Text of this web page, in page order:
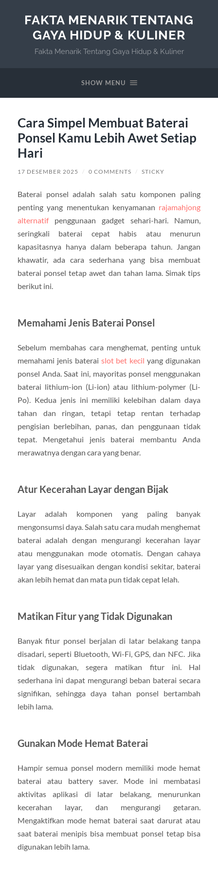
FAKTA MENARIK TENTANG
GAYA HIDUP & KULINER
Fakta Menarik Tentang Gaya Hidup & Kuliner
SHOW MENU
Cara Simpel Membuat Baterai
Ponsel Kamu Lebih Awet Setiap
Hari
17 DESEMBER 2025 / 0 COMMENTS / STICKY
Baterai ponsel adalah salah satu komponen paling
penting yang menentukan kenyamanan rajamahjong
alternatifpenggunaan gadget sehari-hari. Namun,
seringkali baterai cepat habis atau menurun
kapasitasnya hanya dalam beberapa tahun. Jangan
khawatir, ada cara sederhana yang bisa membuat
baterai ponsel tetap awet dan tahan lama. Simak tips
berikut ini.
Memahami Jenis Baterai Ponsel
Sebelum membahas cara menghemat, penting untuk
memahami jenis baterai slot bet kecil yang digunakan
ponsel Anda. Saat ini, mayoritas ponsel menggunakan
baterai lithium-ion (Li-ion) atau lithium-polymer (Li-
Po). Kedua jenis ini memiliki kelebihan dalam daya
tahan dan ringan, tetapi tetap rentan terhadap
pengisian berlebihan, panas, dan penggunaan tidak
tepat. Mengetahui jenis baterai membantu Anda
merawatnya dengan cara yang benar.
Atur Kecerahan Layar dengan Bijak
Layar adalah komponen yang paling banyak
mengonsumsi daya. Salah satu cara mudah menghemat
baterai adalah dengan mengurangi kecerahan layar
atau menggunakan mode otomatis. Dengan cahaya
layar yang disesuaikan dengan kondisi sekitar, baterai
akan lebih hemat dan mata pun tidak cepat lelah.
Matikan Fitur yang Tidak Digunakan
Banyak fitur ponsel berjalan di latar belakang tanpa
disadari, seperti Bluetooth, Wi-Fi, GPS, dan NFC. Jika
tidak digunakan, segera matikan fitur ini. Hal
sederhana ini dapat mengurangi beban baterai secara
signifikan, sehingga daya tahan ponsel bertambah
lebih lama.
Gunakan Mode Hemat Baterai
Hampir semua ponsel modern memiliki mode hemat
baterai atau battery saver. Mode ini membatasi
aktivitas aplikasi di latar belakang, menurunkan
kecerahan layar, dan mengurangi getaran.
Mengaktifkan mode hemat baterai saat darurat atau
saat baterai menipis bisa membuat ponsel tetap bisa
digunakan lebih lama.